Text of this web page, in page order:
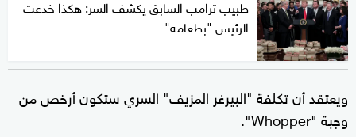
طبيب ترامب السابق يكشف السر: هكذا خدعت
الرئيس "بطعامه"
ويعتقد أن تكلفة "البيرغر المزيف" السري ستكون أرخص من
وجبة "Whopper".